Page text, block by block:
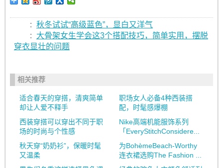
: 秋冬试试“高级蓝色”，显白又洋气
:
大骨架女生学会这3个搭配技巧，简单实用，摆脱
穿衣显壮的问题
相关推荐
适合春天的穿搭，清爽简单
却让人爱不释手
职场女人必备4种西装搭
配，时髦感爆棚
西装穿搭可以穿出不同于职
场的时尚与个性感
Nike高端机能服饰系列
「EveryStitchConsidere...
秋天穿“奶奶衫”，保暖时髦
又温柔
为BohèmeBeach-Worthy
连衣裙选购The Fashion ...